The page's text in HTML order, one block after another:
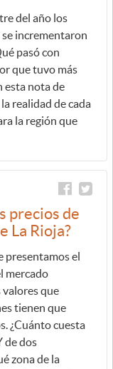
del año los
incrementaron
pasó con
que tuvo más
esta nota de
realidad de cada
la región que
precios de
La Rioja?
presentamos el
mercado
que
tienen que
¿Cuánto cuesta
de dos
zona de la